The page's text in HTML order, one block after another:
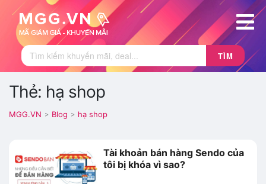
TÌM
Thẻ: hạ shop
MGG.VN > Blog > hạ shop
Tài khoản bán hàng Sendo của
tôi bị khóa vì sao?